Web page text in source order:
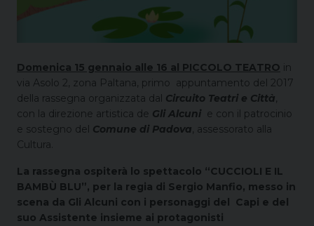
Domenica 15 gennaio alle 16 al PICCOLO TEATRO in
via Asolo 2, zona Paltana, primo appuntamento del 2017
della rassegna organizzata dal Circuito Teatri e Città,
con la direzione artistica de Gli Alcuni e con il patrocinio
e sostegno del Comune di Padova, assessorato alla
Cultura.
La rassegna ospiterà lo spettacolo “CUCCIOLI E IL
BAMBÙ BLU”, per la regia di Sergio Manfio, messo in
scena da Gli Alcuni con i personaggi del Capi e del
suo Assistente insieme ai protagonisti